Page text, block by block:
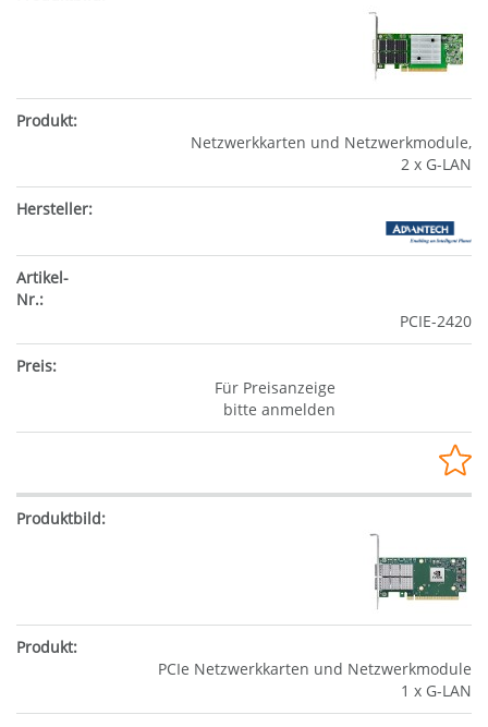
Netzwerkkarten und Netzwerkmodule,
2 x G-LAN
PCIE-2420
Für Preisanzeige
bitte anmelden
PCIe Netzwerkkarten und Netzwerkmodule
1 x G-LAN